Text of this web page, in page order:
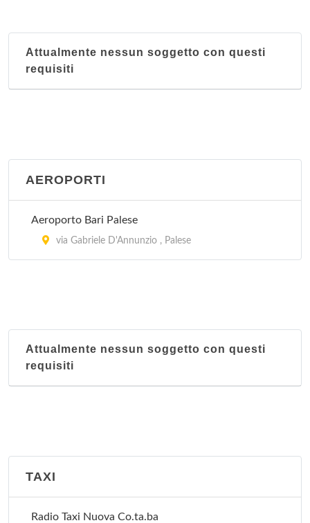
Attualmente nessun soggetto con questi
requisiti
AEROPORTI
Aeroporto Bari Palese
via Gabriele D'Annunzio , Palese
Attualmente nessun soggetto con questi
requisiti
TAXI
Radio Taxi Nuova Co.ta.ba